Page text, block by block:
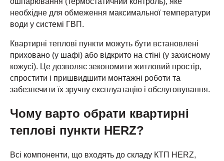
необхідне для обмеження максимальної температури
води у системі ГВП.
Квартирні теплові пункти можуть бути встановлені
приховано (у шафі) або відкрито на стіні (у захисному
кожусі). Це дозволяє зекономити житловий простір,
спростити і пришвидшити монтажні роботи та
забезпечити їх зручну експлуатацію і обслуговування.
Чому варто обрати квартирні
теплові пункти HERZ?
Всі компоненти, що входять до складу КТП HERZ,